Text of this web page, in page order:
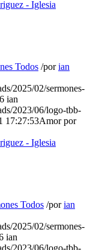
Todos /porian
2025/02/sermones-
ian
2023/06/logo-tbb-
17:27:53Amor por
Todos /porian
2025/02/sermones-
ian
2023/06/logo-tbb-